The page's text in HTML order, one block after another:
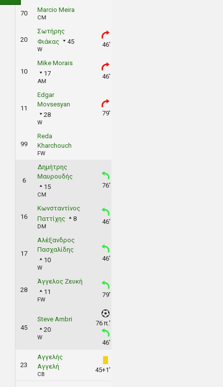
70 Marcio Meira
CM
20
Σωτήρης
Φιάκας
45
W
46'
10
Mike Morais
17
AM
46'
11
Edgar
Movsesyan
28
W
79'
99
Reda
Kharchouch
FW
6
Δημήτρης
Μαυρουδής
15
CM
76'
16
Κωνσταντίνος
Παττίχης
8
DM
46'
17
Αλέξανδρος
Πασχαλίδης
10
W
46'
28
Άγγελος Ζευκή
11
FW
79'
45
Steve Ambri
20
W
76 π.'
46'
23
Αγγελής
Αγγελή
CB
45+1'